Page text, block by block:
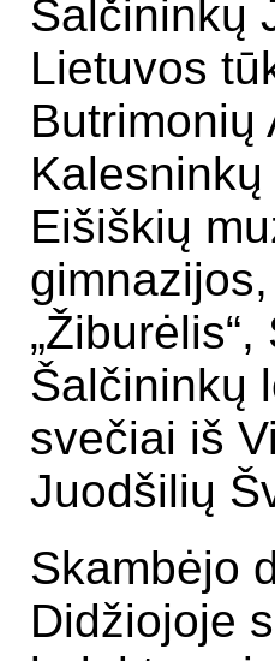
Šalčininkų
Lietuvos
Butrimonių
Eišiškių
Šalčininkų
svečiai iš
Juodšilių
Skambėjo
Didžiojoje